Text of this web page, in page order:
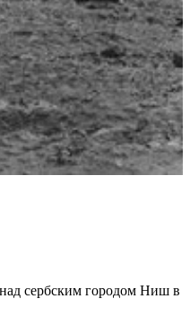
сербским городом Ниш в